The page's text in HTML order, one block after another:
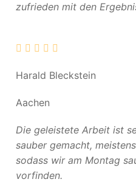
zufrieden mit den
Harald Bleckstein
Aachen
Die geleistete Arbeit ist
sauber gemacht,
sodass wir am Montag
vorfinden.